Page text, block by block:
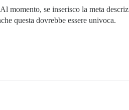
momento, se inserisco la meta
questa dovrebbe essere univoca.